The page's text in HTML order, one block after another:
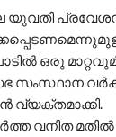
യുവതി
ഒരു
സംസ്ഥാന
വ്യക്തമാക്കി.
വനിത